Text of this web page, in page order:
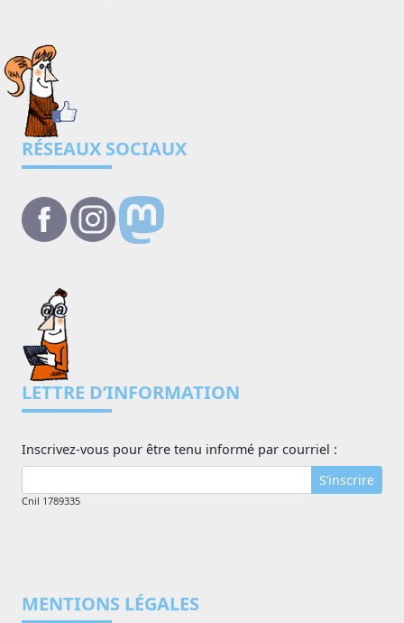
RÉSEAUX SOCIAUX
LETTRE D’INFORMATION
Inscrivez-vous pour être tenu informé par courriel :
S’inscrire
Cnil 1789335
MENTIONS LÉGALES